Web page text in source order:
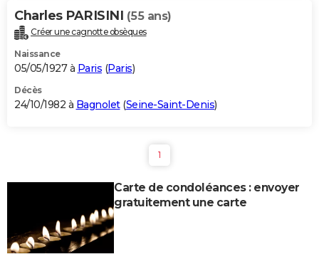
Charles PARISINI (55 ans)
Créer une cagnotte obsèques
Naissance
05/05/1927 à Paris (Paris)
Décès
24/10/1982 à Bagnolet(Seine-Saint-Denis)
1
Carte de condoléances : envoyer
gratuitement une carte